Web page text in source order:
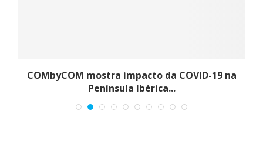
COMbyCOM mostra impacto da COVID-19 na
Península Ibérica...